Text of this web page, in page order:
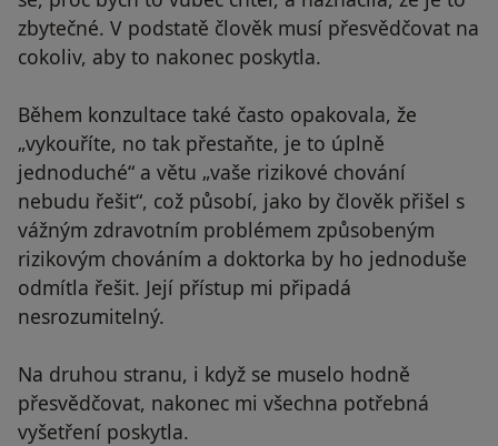
zbytečné. V podstatě člověk musí přesvědčovat na
cokoliv, aby to nakonec poskytla.
Během konzultace také často opakovala, že
„vykouříte, no tak přestaňte, je to úplně
jednoduché“ a větu „vaše rizikové chování
nebudu řešit“, což působí, jako by člověk přišel s
vážným zdravotním problémem způsobeným
rizikovým chováním a doktorka by ho jednoduše
odmítla řešit. Její přístup mi připadá
nesrozumitelný.
Na druhou stranu, i když se muselo hodně
přesvědčovat, nakonec mi všechna potřebná
vyšetření poskytla.